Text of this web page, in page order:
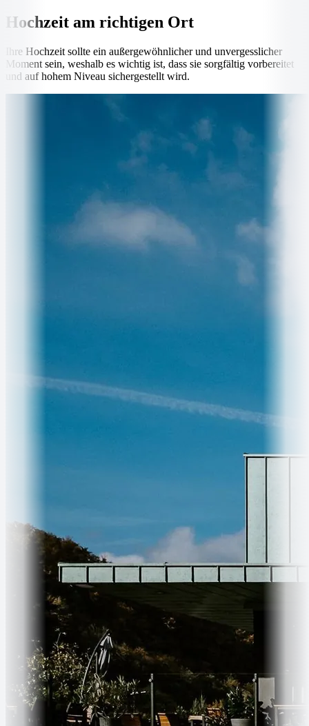
Hochzeit am richtigen Ort
Ihre Hochzeit sollte ein außergewöhnlicher und unvergesslicher
Moment sein, weshalb es wichtig ist, dass sie sorgfältig vorbereitet
und auf hohem Niveau sichergestellt wird.